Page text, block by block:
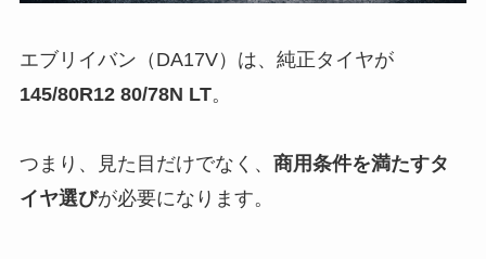
エブリイバン（DA17V）は、純正タイヤが
145/80R12 80/78N LT。
つまり、見た目だけでなく、 商用条件を満たすタ
イヤ選びが必要になります。